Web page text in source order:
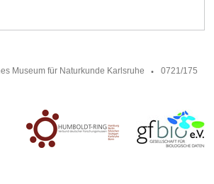
Museum für Naturkunde Karlsruhe
0721/175